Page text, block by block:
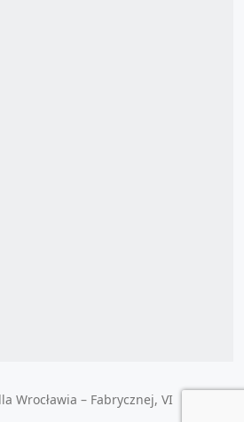
Wrocławia – Fabrycznej, VI